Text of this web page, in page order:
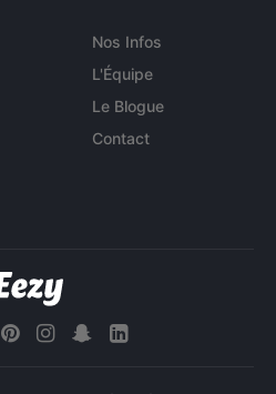
Nos Infos
L'Équipe
Le Blogue
Contact